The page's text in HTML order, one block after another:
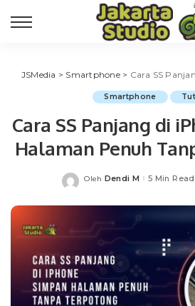
JSMedia > Smartphone> Cara SS Panjang di
Smartphone
Cara SS Panjang di
Halaman Penuh
Posted
Oleh Dendi M 5 Min Read